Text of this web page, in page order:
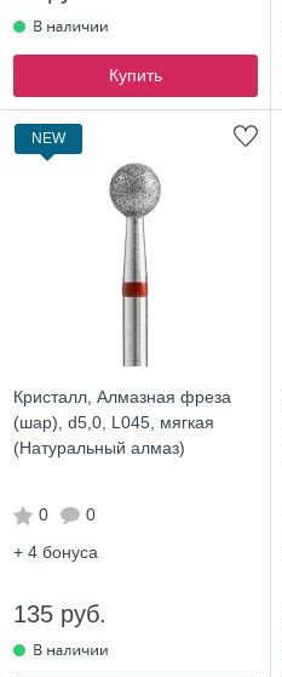
Купить
NEW
Кристалл, Алмазная фреза
(шар), d5,0, L045, мягкая
(Натуральный алмаз)
0
0
+ 4 бонуса
135 руб.